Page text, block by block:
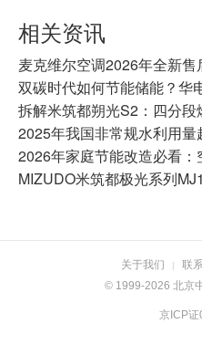
相关资讯
2025年我国非常规水利用量
MIZUDO米筑都极光系列
关于我们 | 联
© 1999-2026 北京
京ICP